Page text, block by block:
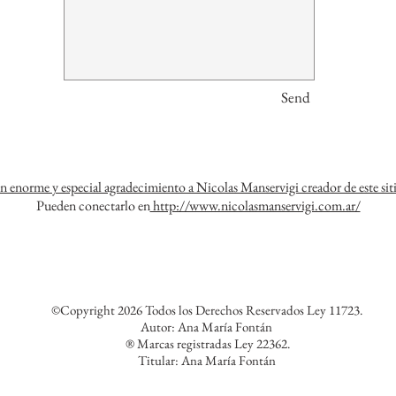
Send
enorme y especial agradecimiento a Nicolas Manservigi creador de este
Pueden conectarlo enhttp://www.nicolasmanservigi.com.ar/
©Copyright 2026 Todos los Derechos Reservados Ley 11723.
Autor: Ana María Fontán
® Marcas registradas Ley 22362.
Titular: Ana María Fontán